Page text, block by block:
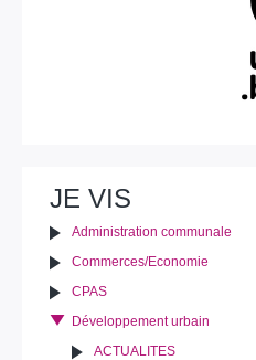
JE VIS
Administration communale
Commerces/Economie
CPAS
Développement urbain
ACTUALITES